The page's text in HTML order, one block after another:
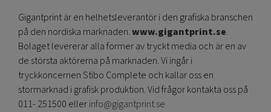
Gigantprint är en helhetsleverantör i den grafiska branschen
på den nordiska marknaden.www.gigantprint.se.
Bolaget levererar alla former av tryckt media och är en av
de största aktörerna på marknaden. Vi ingår i
tryckkoncernen Stibo Complete och kallar oss en
stormarknad i grafisk produktion. Vid frågor kontakta oss på
011- 251500 ellerinfo@gigantprint.se